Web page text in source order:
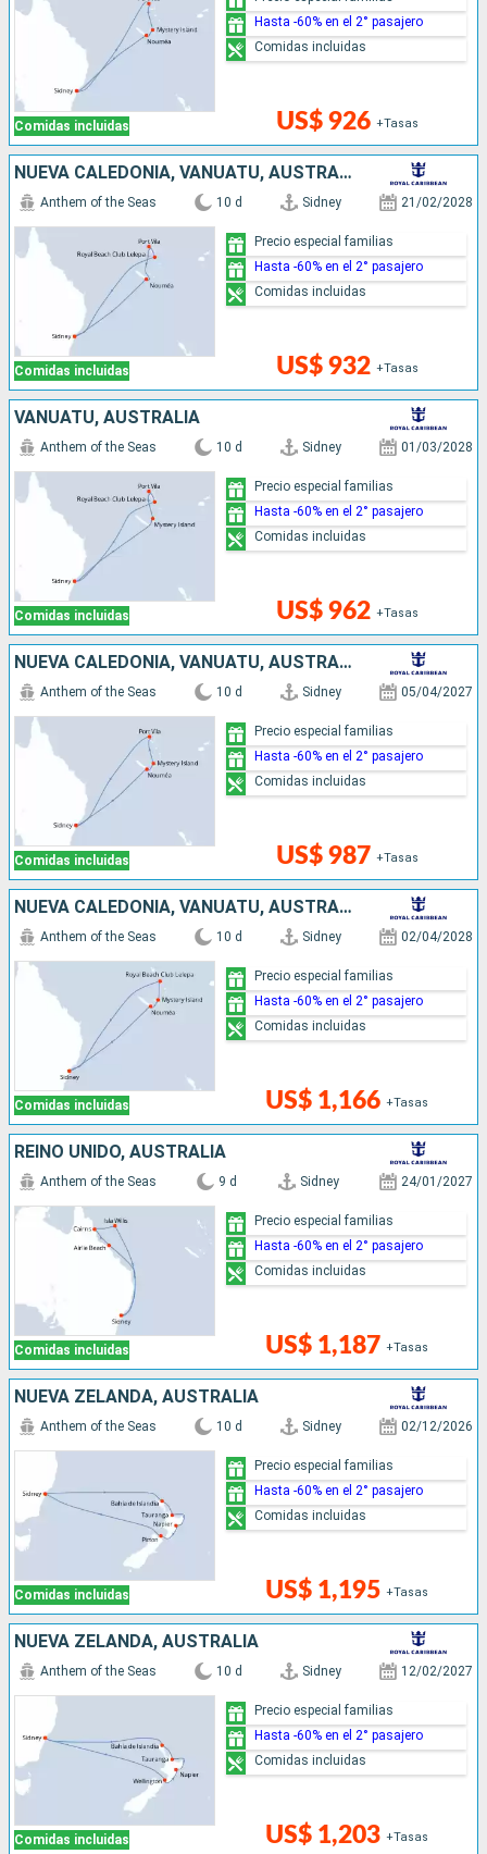
Comidas incluidas US$ 926 +Tasas
Hasta -60% en el 2° pasajero
Comidas incluidas
NUEVA CALEDONIA, VANUATU, AUSTRALIA
Comidas incluidas
Anthem of the Seas 10 d Sidney 21/02/2028
US$ 932 +Tasas
Precio especial familias
Hasta -60% en el 2° pasajero
Comidas incluidas
VANUATU, AUSTRALIA
Comidas incluidas
Anthem of the Seas 10 d Sidney 01/03/2028
US$ 962 +Tasas
Precio especial familias
Hasta -60% en el 2° pasajero
Comidas incluidas
NUEVA CALEDONIA, VANUATU, AUSTRALIA
Comidas incluidas
Anthem of the Seas 10 d Sidney 05/04/2027
US$ 987 +Tasas
Precio especial familias
Hasta -60% en el 2° pasajero
Comidas incluidas
NUEVA CALEDONIA, VANUATU, AUSTRALIA
Comidas incluidas
Anthem of the Seas 10 d Sidney 02/04/2028
US$ 1,166 +Tasas
Precio especial familias
Hasta -60% en el 2° pasajero
Comidas incluidas
REINO UNIDO, AUSTRALIA
Comidas incluidas
Anthem of the Seas 9 d Sidney 24/01/2027
US$ 1,187 +Tasas
Precio especial familias
Hasta -60% en el 2° pasajero
Comidas incluidas
NUEVA ZELANDA, AUSTRALIA
Comidas incluidas
Anthem of the Seas 10 d Sidney 02/12/2026
US$ 1,195 +Tasas
Precio especial familias
Hasta -60% en el 2° pasajero
Comidas incluidas
NUEVA ZELANDA, AUSTRALIA
Comidas incluidas
Anthem of the Seas 10 d Sidney 12/02/2027
US$ 1,203 +Tasas
Precio especial familias
Hasta -60% en el 2° pasajero
Comidas incluidas